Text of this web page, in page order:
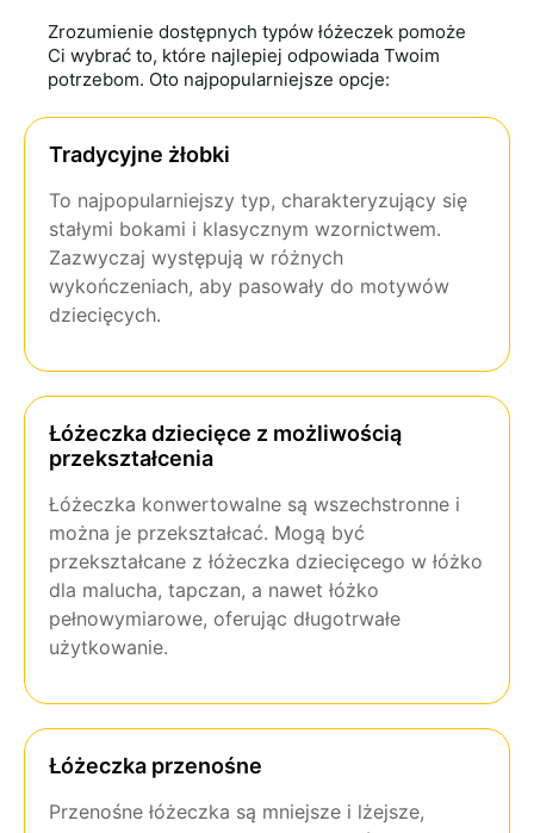
Zrozumienie dostępnych typów łóżeczek pomoże
Ci wybrać to, które najlepiej odpowiada Twoim
potrzebom. Oto najpopularniejsze opcje:
Tradycyjne żłobki
To najpopularniejszy typ, charakteryzujący się
stałymi bokami i klasycznym wzornictwem.
Zazwyczaj występują w różnych
wykończeniach, aby pasowały do motywów
dziecięcych.
Łóżeczka dziecięce z możliwością
przekształcenia
Łóżeczka konwertowalne są wszechstronne i
można je przekształcać. Mogą być
przekształcane z łóżeczka dziecięcego w łóżko
dla malucha, tapczan, a nawet łóżko
pełnowymiarowe, oferując długotrwałe
użytkowanie.
Łóżeczka przenośne
Przenośne łóżeczka są mniejsze i lżejsze,